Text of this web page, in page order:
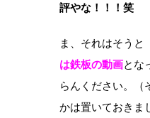
評やな！！！笑
ま、それはそうと
は鉄板の動画とな
らんください。（
かは置いておきま